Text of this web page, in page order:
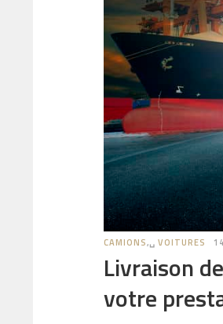
CAMIONS,␣VOITURES
Livraison
votre